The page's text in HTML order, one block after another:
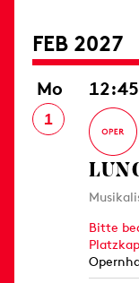
FEB 2027
Mo
1
Bitte